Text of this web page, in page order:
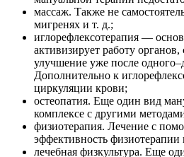
массаж. Также не
мигренях и т. д.;
иглорефлексотерапия —
активизирует работу
улучшение уже после
Дополнительно к
циркуляции крови;
остеопатия. Еще один вид
комплексе с другими
физиотерапия. Лечение с
эффективность физиотерапии
лечебная физкультура. Еще